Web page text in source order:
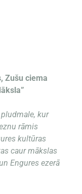
Zušu ciema
kur
rāmis
kultūras
caur mākslas
Engures ezerā